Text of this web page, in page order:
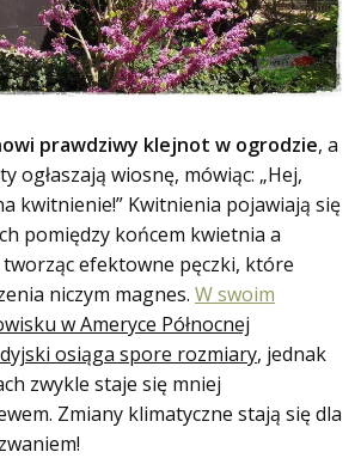
prawdziwy klejnot w ogrodzie, a
ogłaszają wiosnę, mówiąc: „Hej,
kwitnienie!” Kwitnienia pojawiają się
pomiędzy końcem kwietnia a
efektowne pęczki, które
niczym magnes. W swoim
w Ameryce Północnej
osiąga spore rozmiary, jednak
zwykle staje się mniej
Zmiany klimatyczne stają się dla